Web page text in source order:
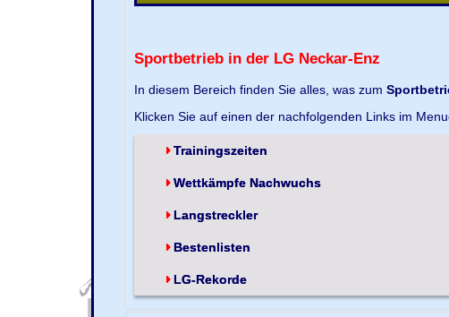
Sportbetrieb in der LG Neckar-Enz
In diesem Bereich finden Sie alles, was zum
Klicken Sie auf einen der nachfolgenden Links im
Trainingszeiten
Wettkämpfe Nachwuchs
Langstreckler
Bestenlisten
LG-Rekorde